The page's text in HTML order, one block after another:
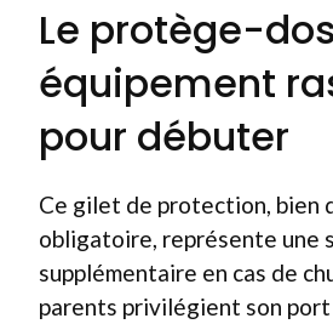
Le protège-
équipement
pour débuter
Ce gilet de protection, bien
obligatoire, représente une
supplémentaire en cas de
parents privilégient son